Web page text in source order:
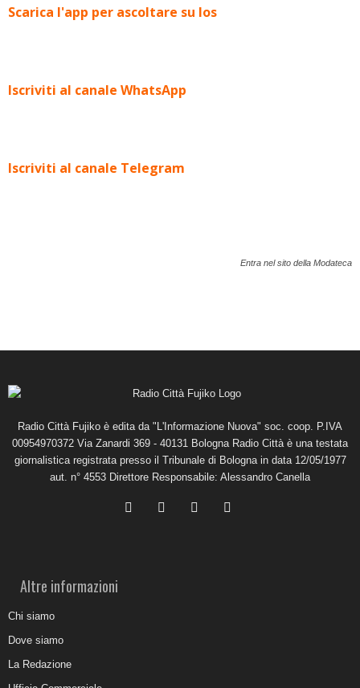
Scarica l'app per ascoltare su Ios
Iscriviti al canale WhatsApp
Iscriviti al canale Telegram
Entra nel sito della Modateca
Radio Città Fujiko è edita da "L'Informazione Nuova" soc. coop. P.IVA
00954970372 Via Zanardi 369 - 40131 Bologna Radio Città è una testata
giornalistica registrata presso il Tribunale di Bologna in data 12/05/1977
aut. n° 4553 Direttore Responsabile: Alessandro Canella
Altre informazioni
Chi siamo
Dove siamo
La Redazione